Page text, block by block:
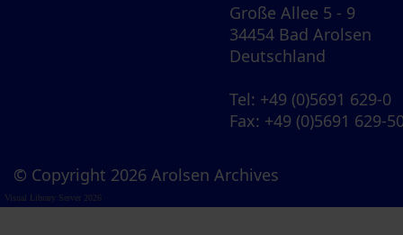
Große Allee 5 - 9
34454 Bad Arolsen
Deutschland
Tel: +49 (0)5691 629-0
Fax: +49 (0)5691 629-
© Copyright 2026 Arolsen Archives
Visual Library Server 2026